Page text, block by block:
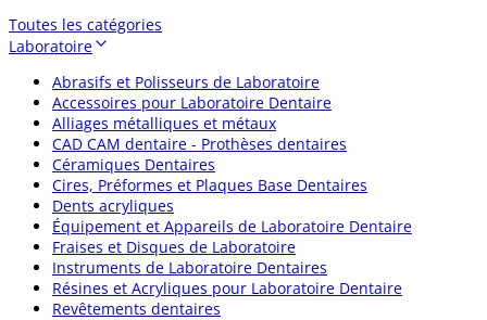
Toutes les catégories
Laboratoire
Abrasifs et Polisseurs de Laboratoire
Accessoires pour Laboratoire Dentaire
Alliages métalliques et métaux
CAD CAM dentaire - Prothèses dentaires
Céramiques Dentaires
Cires, Préformes et Plaques Base Dentaires
Dents acryliques
Équipement et Appareils de Laboratoire Dentaire
Fraises et Disques de Laboratoire
Instruments de Laboratoire Dentaires
Résines et Acryliques pour Laboratoire Dentaire
Revêtements dentaires